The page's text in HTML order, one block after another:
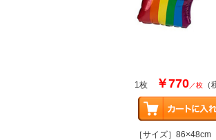
1枚 ￥770／枚 （
［サイズ］86×48cm